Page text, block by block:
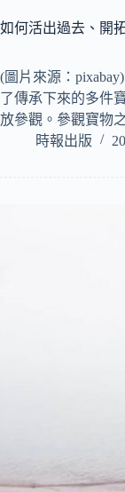
如何活出過去、開
(圖片來源：
了傳承下來的多件
放參觀。參觀寶物
時報出版